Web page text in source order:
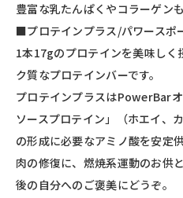
豊富な乳たんぱくやコラーゲン
■プロテインプラス/パワースポ
1本17gのプロテインを美味し
ク質なプロテインバーです。
プロテインプラスはPowerBar
ソースプロテイン」（ホエイ、
の形成に必要なアミノ酸を安定
肉の修復に、燃焼系運動のお供
後の自分へのご褒美にどうぞ。